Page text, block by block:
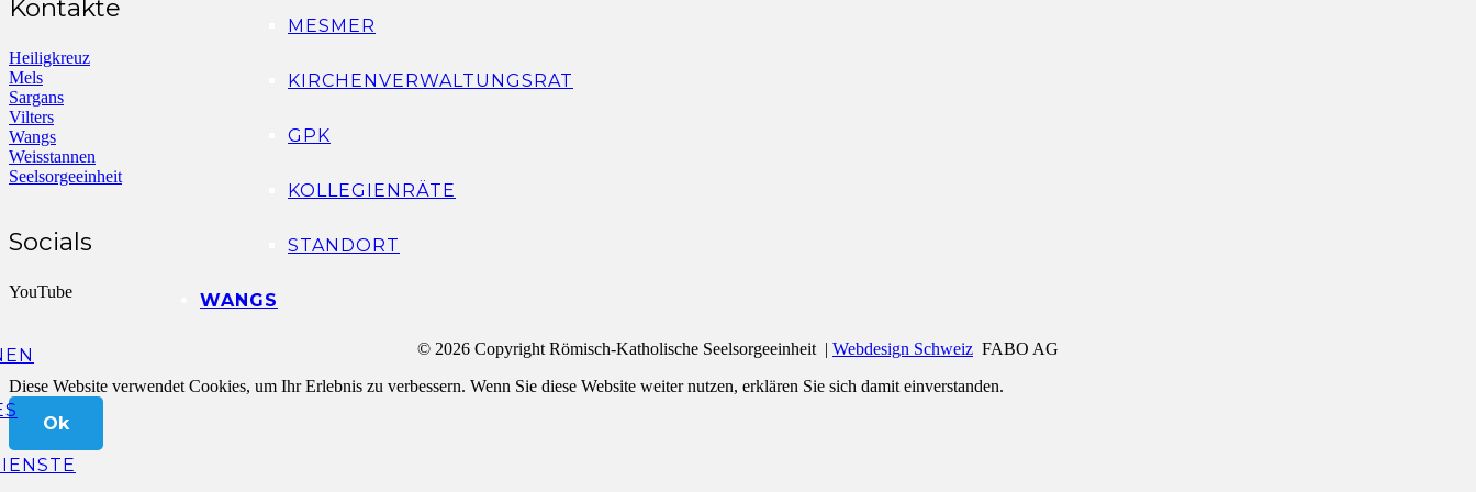
MESMER
KIRCHENVERWALTUNGSRAT
GPK
KOLLEGIENRÄTE
STANDORT
WANGS
Kontakte
Heiligkreuz
Mels
Sargans
Vilters
Wangs
Weisstannen
Seelsorgeeinheit
Socials
YouTube
© 2026 Copyright Römisch-Katholische Seelsorgeeinheit | Webdesign Schweiz FABO AG
Diese Website verwendet Cookies, um Ihr Erlebnis zu verbessern. Wenn Sie diese Website weiter nutzen, erklären Sie sich damit einverstanden.
Ok